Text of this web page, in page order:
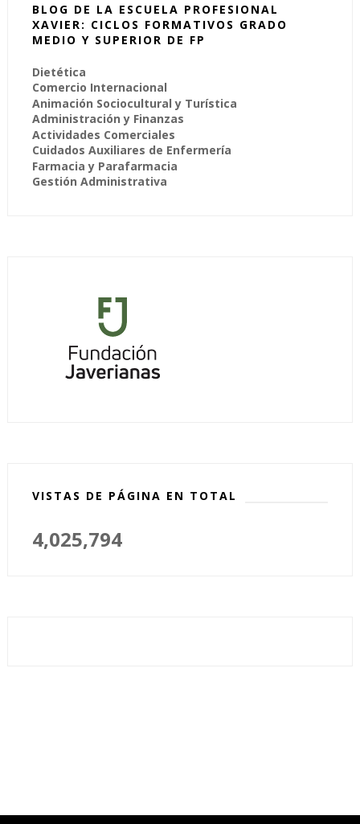
BLOG DE LA ESCUELA PROFESIONAL
XAVIER: CICLOS FORMATIVOS GRADO
MEDIO Y SUPERIOR DE FP
Dietética
Comercio Internacional
Animación Sociocultural y Turística
Administración y Finanzas
Actividades Comerciales
Cuidados Auxiliares de Enfermería
Farmacia y Parafarmacia
Gestión Administrativa
VISTAS DE PÁGINA EN TOTAL
4,025,794